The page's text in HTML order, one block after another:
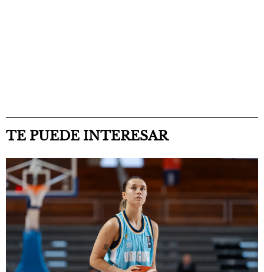
TE PUEDE INTERESAR